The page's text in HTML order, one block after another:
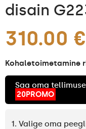
disain
310.00 €
Kohaletoimetamine
Saa oma
20PROMO
1. Valige oma